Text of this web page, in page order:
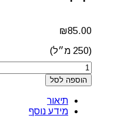
₪85.00
(250 מ״ל)
כמות
של
קצף
ללא
שטיפה
הוספה לסל
תיאור
מידע נוסף